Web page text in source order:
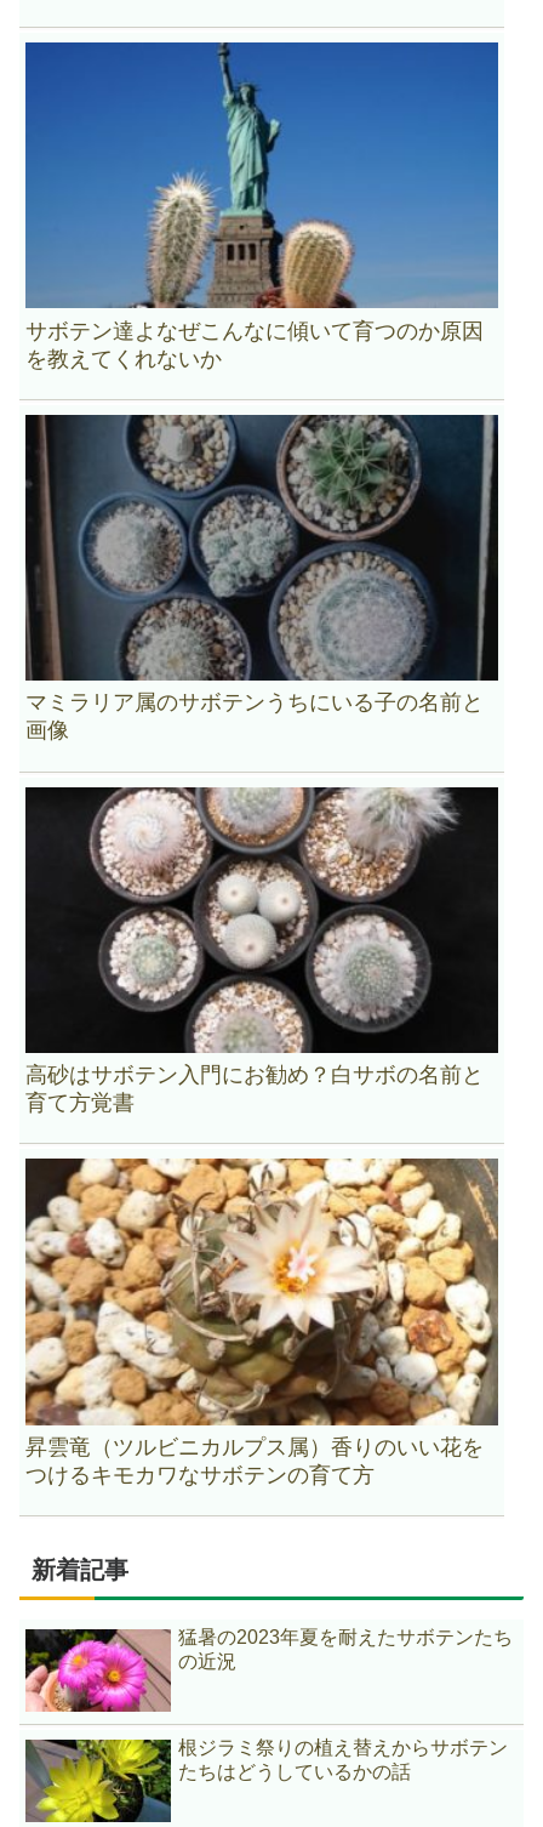
サボテン達よなぜこんなに傾いて育つのか原因
を教えてくれないか
マミラリア属のサボテンうちにいる子の名前と
画像
高砂はサボテン入門にお勧め？白サボの名前と
育て方覚書
昇雲竜（ツルビニカルプス属）香りのいい花を
つけるキモカワなサボテンの育て方
新着記事
猛暑の2023年夏を耐えたサボテンたち
の近況
根ジラミ祭りの植え替えからサボテン
たちはどうしているかの話